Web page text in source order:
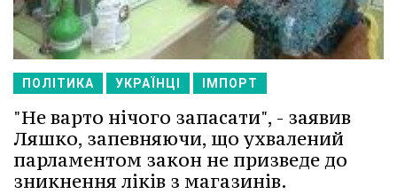
ПОЛІТИКА УКРАЇНЦІ ІМПОРТ
"Не варто нічого запасати", - заявив
Ляшко, запевняючи, що ухвалений
парламентом закон не призведе до
зникнення ліків з магазинів.